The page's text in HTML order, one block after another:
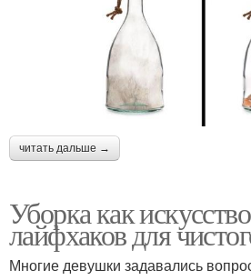
читать дальше →
Уборка как
лайфхаков для
Многие девушки задавались